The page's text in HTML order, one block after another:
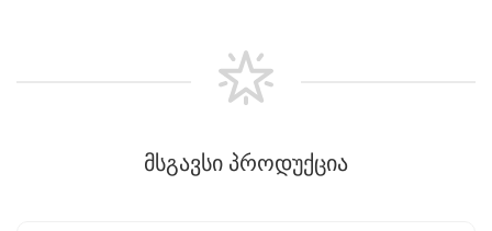
მსგავსი პროდუქცია